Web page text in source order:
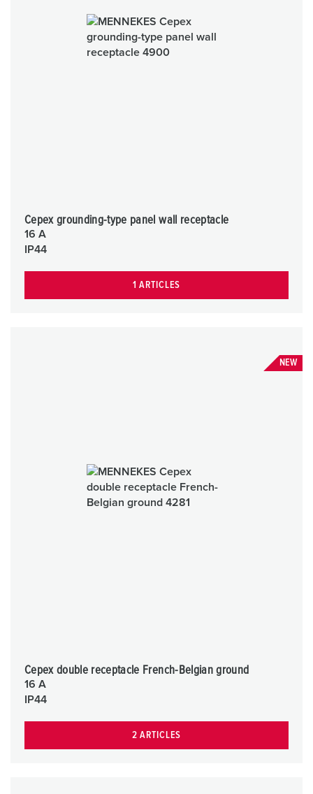
Cepex grounding-type panel wall receptacle
16 A
IP44
1 ARTICLES
NEW
Cepex double receptacle French-Belgian ground
16 A
IP44
2 ARTICLES